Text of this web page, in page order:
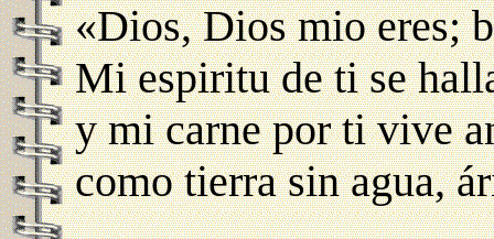
«Dios, Dios mio eres;
Mi espiritu de ti se
y mi carne por ti vive
como tierra sin agua,